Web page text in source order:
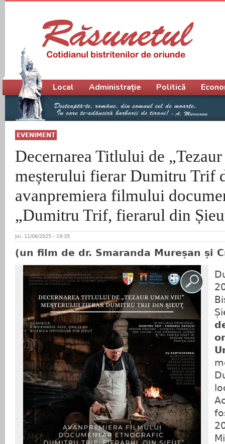
EVENIMENT
Decernarea Titlului de
meșterului fierar Dumitru Trif
avanpremiera filmului
„Dumitru Trif, fierarul din
Joi, 11/06/2025 - 19:35
(un film de dr. Smaranda Mureșan și
Meniu principal
Local Administrație Politică